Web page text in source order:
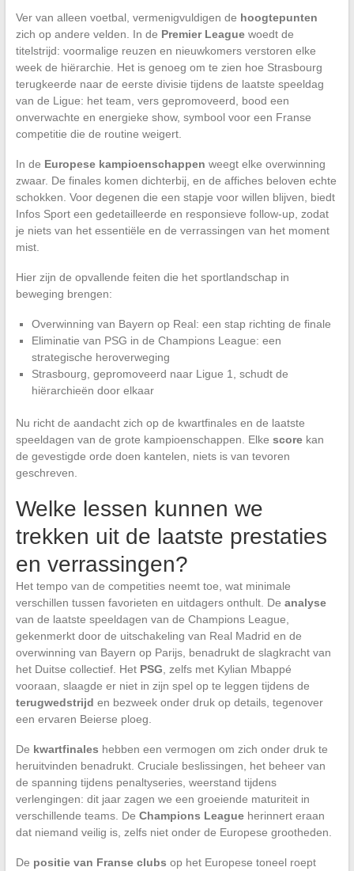
Ver van alleen voetbal, vermenigvuldigen de hoogtepunten
zich op andere velden. In de Premier Leaguewoedt de
titelstrijd: voormalige reuzen en nieuwkomers verstoren elke
week de hiërarchie. Het is genoeg om te zien hoe Strasbourg
terugkeerde naar de eerste divisie tijdens de laatste speeldag
van de Ligue: het team, vers gepromoveerd, bood een
onverwachte en energieke show, symbool voor een Franse
competitie die de routine weigert.
In de Europese kampioenschappen weegt elke overwinning
zwaar. De finales komen dichterbij, en de affiches beloven echte
schokken. Voor degenen die een stapje voor willen blijven, biedt
Infos Sport een gedetailleerde en responsieve follow-up, zodat
je niets van het essentiële en de verrassingen van het moment
mist.
Hier zijn de opvallende feiten die het sportlandschap in
beweging brengen:
Overwinning van Bayern op Real: een stap richting de finale
Eliminatie van PSG in de Champions League: een
strategische heroverweging
Strasbourg, gepromoveerd naar Ligue 1, schudt de
hiërarchieën door elkaar
Nu richt de aandacht zich op de kwartfinales en de laatste
speeldagen van de grote kampioenschappen. Elke scorekan
de gevestigde orde doen kantelen, niets is van tevoren
geschreven.
Welke lessen kunnen we
trekken uit de laatste prestaties
en verrassingen?
Het tempo van de competities neemt toe, wat minimale
verschillen tussen favorieten en uitdagers onthult. De analyse
van de laatste speeldagen van de Champions League,
gekenmerkt door de uitschakeling van Real Madrid en de
overwinning van Bayern op Parijs, benadrukt de slagkracht van
het Duitse collectief. Het PSG , zelfs met Kylian Mbappé
vooraan, slaagde er niet in zijn spel op te leggen tijdens de
terugwedstrijd en bezweek onder druk op details, tegenover
een ervaren Beierse ploeg.
De kwartfinales hebben een vermogen om zich onder druk te
heruitvinden benadrukt. Cruciale beslissingen, het beheer van
de spanning tijdens penaltyseries, weerstand tijdens
verlengingen: dit jaar zagen we een groeiende maturiteit in
verschillende teams. De Champions Leagueherinnert eraan
dat niemand veilig is, zelfs niet onder de Europese grootheden.
De positie van Franse clubs op het Europese toneel roept